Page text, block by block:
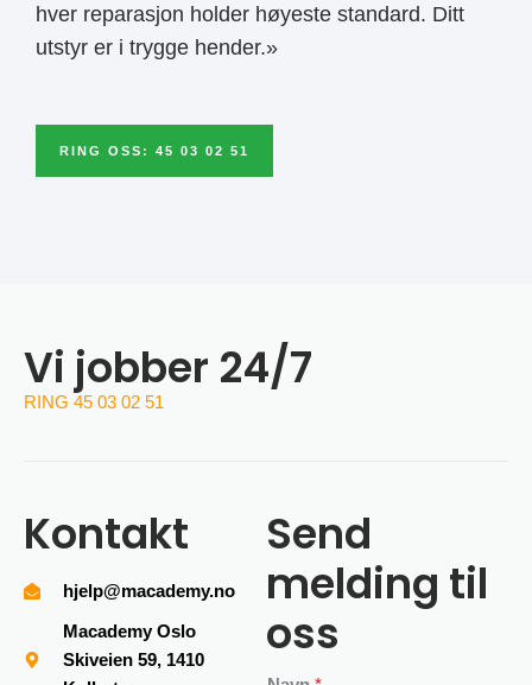
hver reparasjon holder høyeste standard. Ditt
utstyr er i trygge hender.»
RING OSS: 45 03 02 51
Vi jobber 24/7
RING 45 03 02 51
Kontakt
hjelp@macademy.no
Macademy Oslo
Skiveien 59, 1410
Send
melding til
oss